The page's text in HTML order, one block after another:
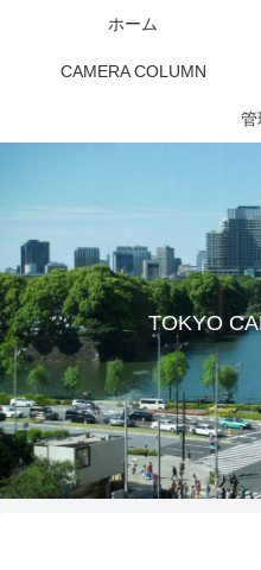
TOKYO
ホーム
CAMERA COLUMN
管